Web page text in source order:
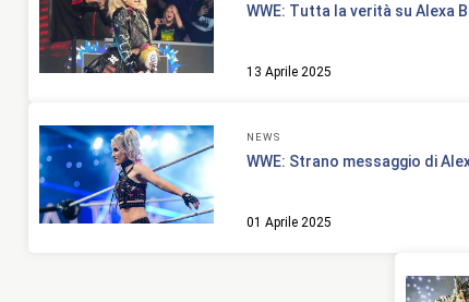
WWE: Tutta la verità su Alexa
13 Aprile 2025
NEWS
WWE: Strano messaggio di
01 Aprile 2025